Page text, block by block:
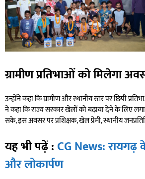
ग्रामीण प्रतिभाओं को मिलेगा
उन्होंने कहा कि ग्रामीण और स्थानीय स्तर पर छिपी
ने कहा कि राज्य सरकार खेलों को बढ़ावा देने के लिए
सके, इस अवसर पर प्रशिक्षक, खेल प्रेमी, स्थानीय
यह भी पढ़ें : CG News: रायगढ़
और लोकार्पण